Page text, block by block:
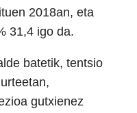
2018an, eta
31,4 igo da.
batetik, tentsio
gutxienez